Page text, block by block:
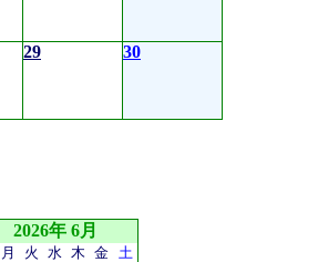
29 30
2026年 6月
月 火 水 木 金 土